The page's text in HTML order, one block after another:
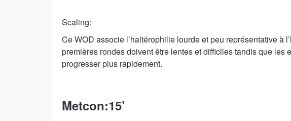
Scaling:
Ce WOD associe l’haltérophilie lourde et peu représentative à
premières rondes doivent être lentes et difficiles tandis que
progresser plus rapidement.
Metcon:15’